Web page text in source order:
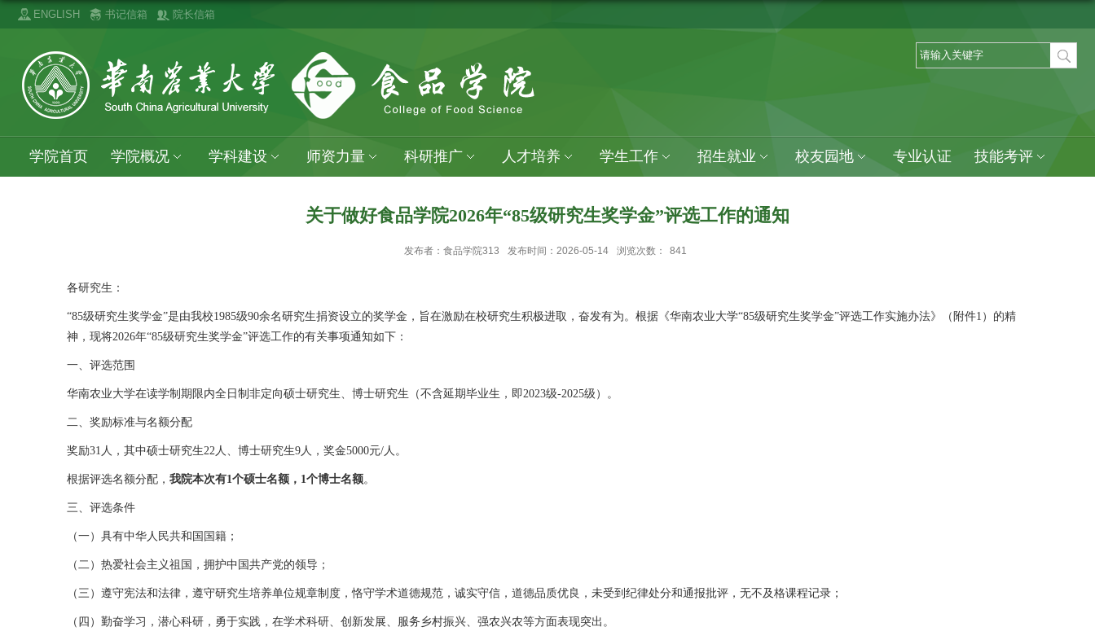
ENGLISH 书记信箱 院长信箱
学院首页 学院概况 学科建设 师资力量 科研推广 人才培养 学生工作 招生就业 校友园地 专业认证 技能考评
关于做好食品学院2026年“85级研究生奖学金”评选工作的通知
发布者：食品学院313 发布时间：2026-05-14 浏览次数： 841
各研究生：
“85级研究生奖学金”是由我校1985级90余名研究生捐资设立的奖学金，旨在激励在校研究生积极进取，奋发有为。根据《华南农业大学“85级研究生奖学金”评选工作实施办法》（附件1）的精
神，现将2026年“85级研究生奖学金”评选工作的有关事项通知如下：
一、评选范围
华南农业大学在读学制期限内全日制非定向硕士研究生、博士研究生（不含延期毕业生，即2023级-2025级）。
二、奖励标准与名额分配
奖励31人，其中硕士研究生22人、博士研究生9人，奖金5000元/人。
根据评选名额分配， 我院本次有1个硕士名额，1个博士名额。
三、评选条件
（一）具有中华人民共和国国籍；
（二）热爱社会主义祖国，拥护中国共产党的领导；
（三）遵守宪法和法律，遵守研究生培养单位规章制度，恪守学术道德规范，诚实守信，道德品质优良，未受到纪律处分和通报批评，无不及格课程记录；
（四）勤奋学习，潜心科研，勇于实践，在学术科研、创新发展、服务乡村振兴、强农兴农等方面表现突出。